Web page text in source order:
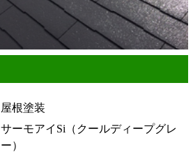
屋根塗装
サーモアイSi（クールディープグレ
ー）